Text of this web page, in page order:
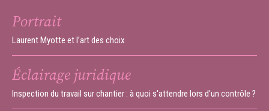
Portrait
Laurent Myotte et l’art des choix
Éclairage juridique
Inspection du travail sur chantier : à quoi s'attendre lors d'un contrôle ?